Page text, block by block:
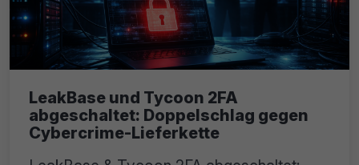
LeakBase und Tycoon 2FA
abgeschaltet: Doppelschlag gegen
Cybercrime-Lieferkette